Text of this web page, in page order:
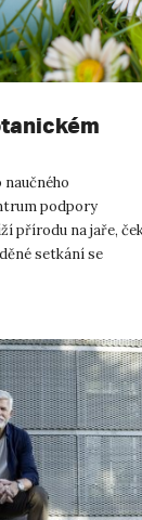
podpory
přírodu na jaře,
setkání se